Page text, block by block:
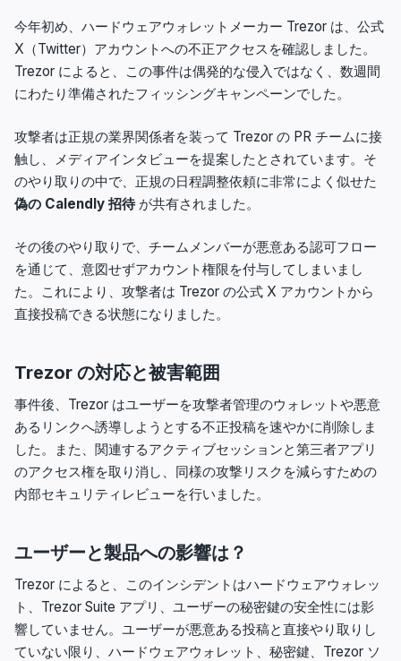
今年初め、ハードウェアウォレットメーカー Trezor は、公式
X（Twitter）アカウントへの不正アクセスを確認しました。
Trezor によると、この事件は偶発的な侵入ではなく、数週間
にわたり準備されたフィッシングキャンペーンでした。
攻撃者は正規の業界関係者を装って Trezor の PR チームに接
触し、メディアインタビューを提案したとされています。そ
のやり取りの中で、正規の日程調整依頼に非常によく似せた
偽の Calendly 招待が共有されました。
その後のやり取りで、チームメンバーが悪意ある認可フロー
を通じて、意図せずアカウント権限を付与してしまいまし
た。これにより、攻撃者は Trezor の公式 X アカウントから
直接投稿できる状態になりました。
Trezor の対応と被害範囲
事件後、Trezor はユーザーを攻撃者管理のウォレットや悪意
あるリンクへ誘導しようとする不正投稿を速やかに削除しま
した。また、関連するアクティブセッションと第三者アプリ
のアクセス権を取り消し、同様の攻撃リスクを減らすための
内部セキュリティレビューを行いました。
ユーザーと製品への影響は？
Trezor によると、このインシデントはハードウェアウォレッ
ト、Trezor Suite アプリ、ユーザーの秘密鍵の安全性には影
響していません。ユーザーが悪意ある投稿と直接やり取りし
ていない限り、ハードウェアウォレット、秘密鍵、Trezor ソ